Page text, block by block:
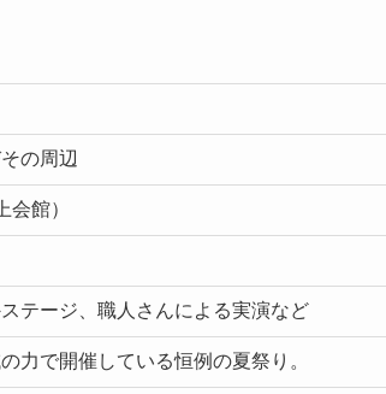
の周辺
館）
テージ、職人さんによる実演など
力で開催している恒例の夏祭り。